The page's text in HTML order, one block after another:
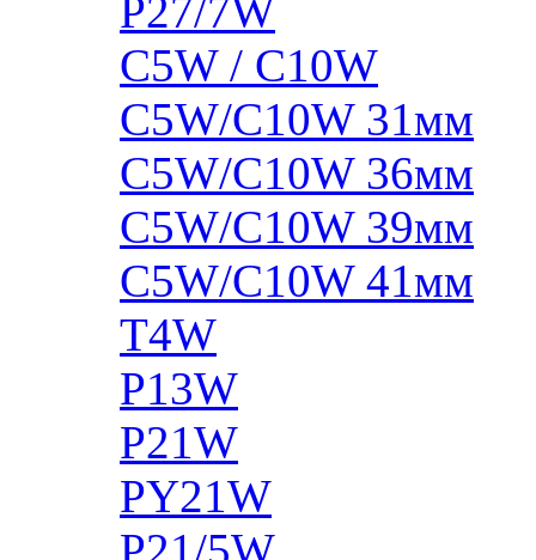
P27/7W
C5W / C10W
C5W/C10W 31мм
C5W/C10W 36мм
C5W/C10W 39мм
C5W/C10W 41мм
T4W
P13W
P21W
PY21W
P21/5W